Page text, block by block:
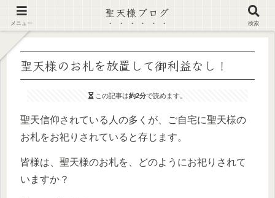
【注意喚起】偽サイト及び偽情報に注意 ▶確認する◀
聖天様のお札を放置して御利益なし！
この記事は約2分で読めます。
聖天信仰されている人の多くが、ご自宅に聖天様の
お札をお祀りされていると存じます。
皆様は、聖天様のお札を、どのようにお祀りされて
いますか？
メニュー
聖天様ブログ
検索